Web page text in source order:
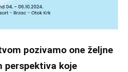
pozivamo one željne
perspektiva koje